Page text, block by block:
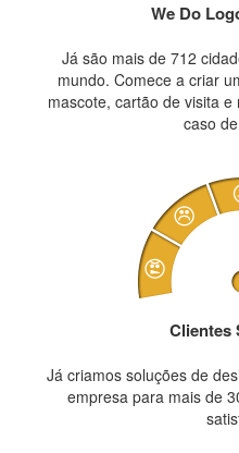
We Do
Já são mais de 712
mundo. Comece a criar
mascote, cartão de visita
caso
Clientes
Já criamos soluções de
empresa para mais de